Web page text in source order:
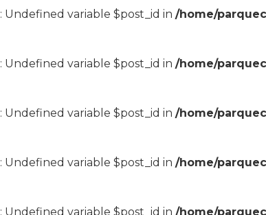
: Undefined variable $post_id in/home/
: Undefined variable $post_id in/home/
: Undefined variable $post_id in/home/
: Undefined variable $post_id in/home/
: Undefined variable $post_id in/home/